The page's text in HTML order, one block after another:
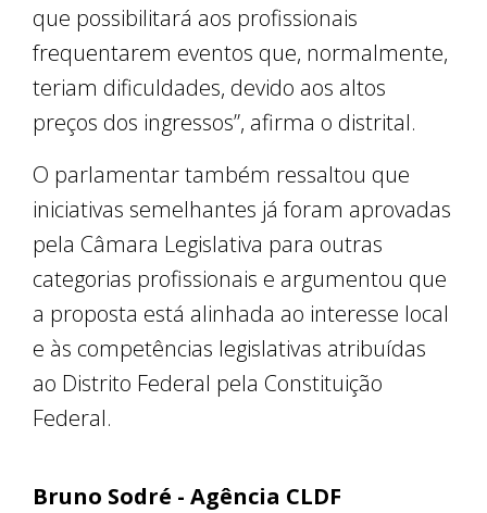
que possibilitará aos profissionais
frequentarem eventos que, normalmente,
teriam dificuldades, devido aos altos
preços dos ingressos”, afirma o distrital.
O parlamentar também ressaltou que
iniciativas semelhantes já foram aprovadas
pela Câmara Legislativa para outras
categorias profissionais e argumentou que
a proposta está alinhada ao interesse local
e às competências legislativas atribuídas
ao Distrito Federal pela Constituição
Federal.
Bruno Sodré - Agência CLDF